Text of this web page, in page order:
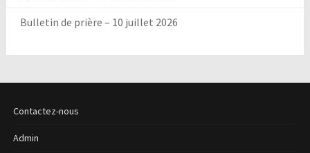
Bulletin de prière – 10 juillet 2026
Contactez-nous
Admin